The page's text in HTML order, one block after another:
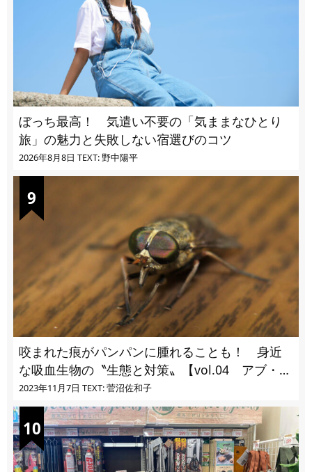
ぼっち最高！ 気遣い不要の「気ままなひとり
旅」の魅力と失敗しない宿選びのコツ
2026年8月8日 TEXT: 野中陽平
咬まれた痕がパンパンに腫れることも！ 身近
な吸血生物の〝生態と対策〟【vol.04 アブ・ブ
ユ・ヌカカ】
2023年11月7日 TEXT: 菅沼佐和子